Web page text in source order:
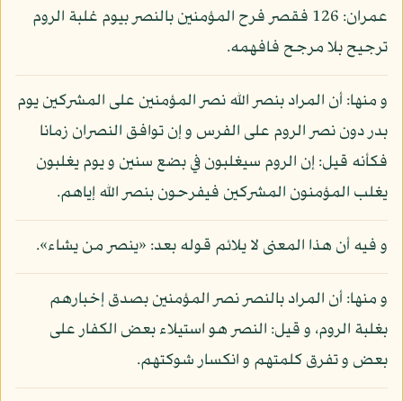
عمران: 126 فقصر فرح المؤمنين بالنصر بيوم غلبة الروم
ترجيح بلا مرجح فافهمه.
و منها: أن المراد بنصر الله نصر المؤمنين على المشركين يوم
بدر دون نصر الروم على الفرس و إن توافق النصران زمانا
فكأنه قيل: إن الروم سيغلبون في بضع سنين و يوم يغلبون
يغلب المؤمنون المشركين فيفرحون بنصر الله إياهم.
و فيه أن هذا المعنى لا يلائم قوله بعد: «ينصر من يشاء».
و منها: أن المراد بالنصر نصر المؤمنين بصدق إخبارهم
بغلبة الروم، و قيل: النصر هو استيلاء بعض الكفار على
بعض و تفرق كلمتهم و انكسار شوكتهم.